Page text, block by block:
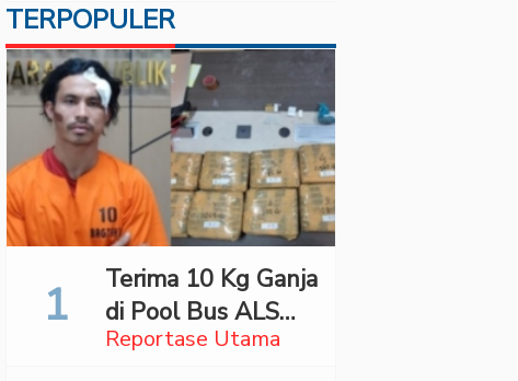
TERPOPULER
Reportase Utama
Terima 10 Kg Ganja
di Pool Bus ALS
Surabaya,